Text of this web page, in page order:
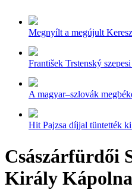
Megnyílt a megújult
František Trstenský
A magyar–szlovák
Hit Pajzsa díjjal tüntették
Császárfürdői
Király Kápolna